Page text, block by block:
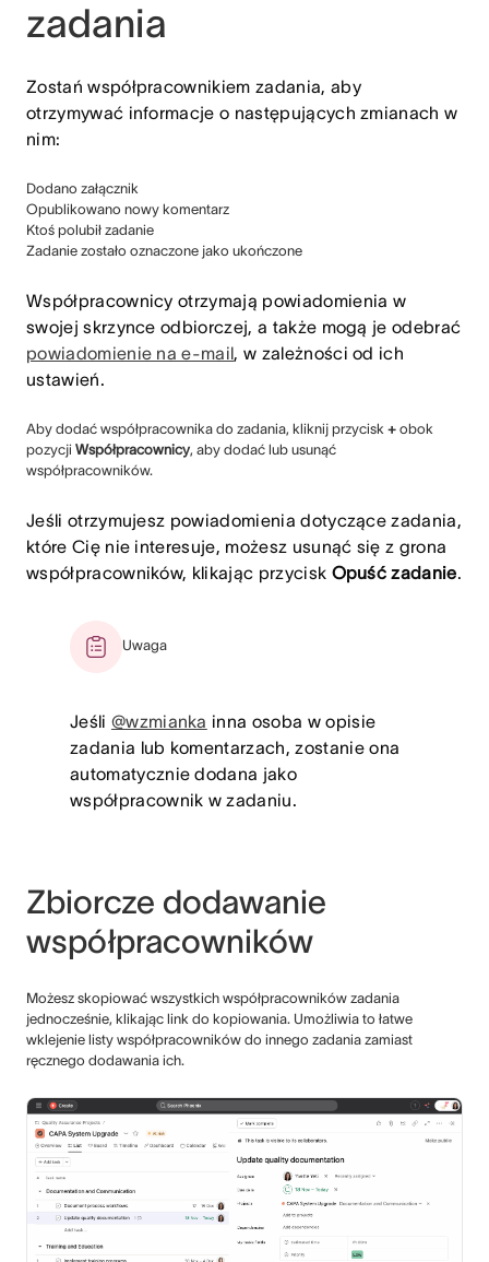
zadania
Zostań współpracownikiem zadania, aby
otrzymywać informacje o następujących zmianach w
nim:
Dodano załącznik
Opublikowano nowy komentarz
Ktoś polubił zadanie
Zadanie zostało oznaczone jako ukończone
Współpracownicy otrzymają powiadomienia w
swojej skrzynce odbiorczej, a także mogą je odebrać
powiadomienie na e-mail, w zależności od ich
ustawień.
Aby dodać współpracownika do zadania, kliknij przycisk + obok
pozycji Współpracownicy, aby dodać lub usunąć
współpracowników.
Jeśli otrzymujesz powiadomienia dotyczące zadania,
które Cię nie interesuje, możesz usunąć się z grona
współpracowników, klikając przycisk Opuść zadanie.
Uwaga
Jeśli @wzmianka inna osoba w opisie
zadania lub komentarzach, zostanie ona
automatycznie dodana jako
współpracownik w zadaniu.
Zbiorcze dodawanie
współpracowników
Możesz skopiować wszystkich współpracowników zadania
jednocześnie, klikając link do kopiowania. Umożliwia to łatwe
wklejenie listy współpracowników do innego zadania zamiast
ręcznego dodawania ich.